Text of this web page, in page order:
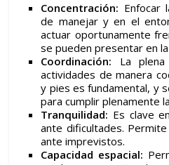
Concentración: Enfocar
de manejar y en el
actuar oportunamente
se pueden presentar en la
Coordinación: La
actividades de manera
y pies es fundamental, y
para cumplir plenamente
Tranquilidad: Es clave
ante dificultades.
ante imprevistos.
Capacidad espacial: